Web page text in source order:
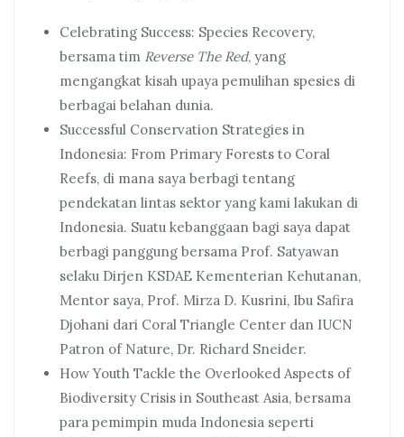
Celebrating Success: Species Recovery,
bersama tim Reverse The Red, yang
mengangkat kisah upaya pemulihan spesies di
berbagai belahan dunia.
Successful Conservation Strategies in
Indonesia: From Primary Forests to Coral
Reefs, di mana saya berbagi tentang
pendekatan lintas sektor yang kami lakukan di
Indonesia. Suatu kebanggaan bagi saya dapat
berbagi panggung bersama Prof. Satyawan
selaku Dirjen KSDAE Kementerian Kehutanan,
Mentor saya, Prof. Mirza D. Kusrini, Ibu Safira
Djohani dari Coral Triangle Center dan IUCN
Patron of Nature, Dr. Richard Sneider.
How Youth Tackle the Overlooked Aspects of
Biodiversity Crisis in Southeast Asia, bersama
para pemimpin muda Indonesia seperti